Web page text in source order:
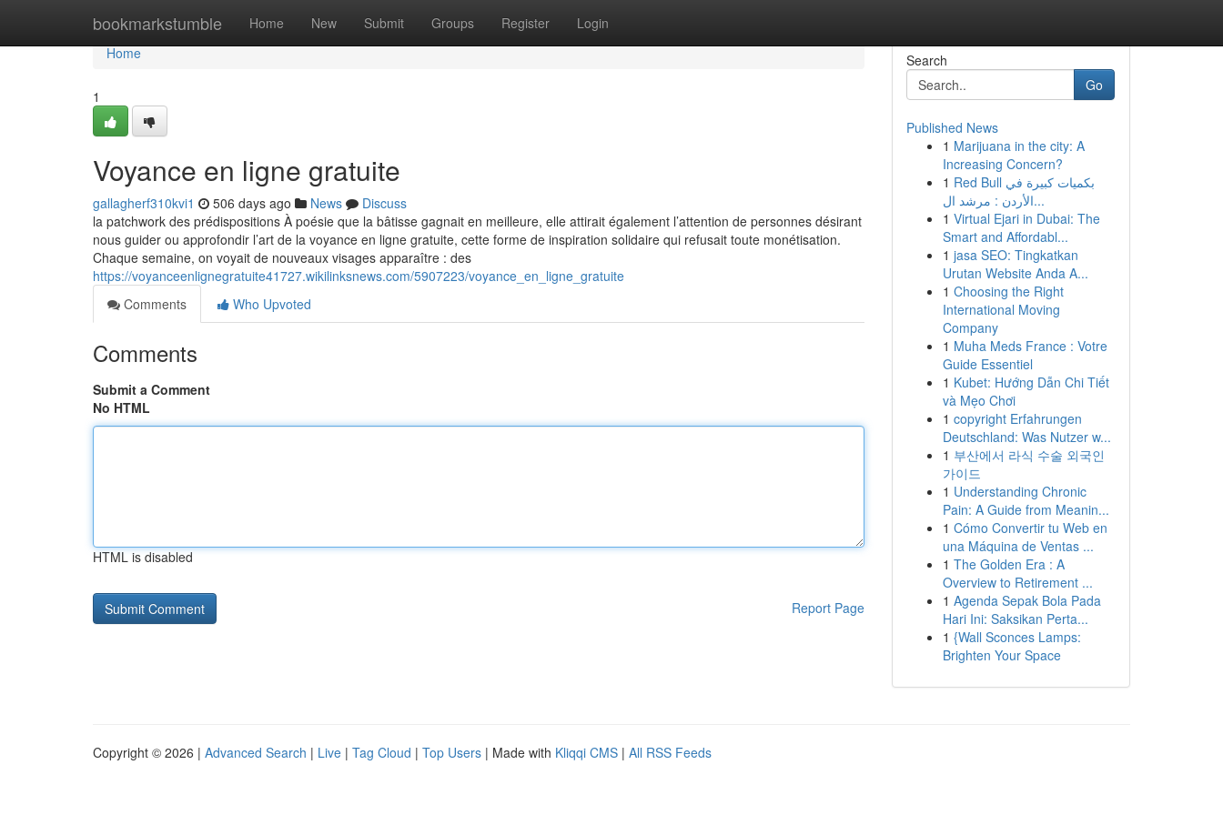
bookmarkstumble Home New Submit Groups Register Login
Home
Home
1
Voyance en ligne gratuite
gallagherf310kvi1 506 days ago News
Discuss
la patchwork des prédispositions À poésie que la bâtisse gagnait en meilleure, elle attirait également l’attention de personnes désirant
nous guider ou approfondir l’art de la voyance en ligne gratuite, cette forme de inspiration solidaire qui refusait toute monétisation.
Chaque semaine, on voyait de nouveaux visages apparaître : des
https://voyanceenlignegratuite41727.wikilinksnews.com/5907223/voyance_en_ligne_gratuite
Comments
Who Upvoted
Comments
Submit a Comment
No HTML
HTML is disabled
Report Page
Search
Go
Published News
1 Marijuana in the city: A
Increasing Concern?
1 Red Bull بكميات كبيرة في
الأردن : مرشد ال...
1 Virtual Ejari in Dubai: The
Smart and Affordabl...
1 jasa SEO: Tingkatkan
Urutan Website Anda A...
1 Choosing the Right
International Moving
Company
1 Muha Meds France : Votre
Guide Essentiel
1 Kubet: Hướng Dẫn Chi Tiết
và Mẹo Chơi
1 copyright Erfahrungen
Deutschland: Was Nutzer w...
1 부산에서 라식 수술 외국인
가이드
1 Understanding Chronic
Pain: A Guide from Meanin...
1 Cómo Convertir tu Web en
una Máquina de Ventas ...
1 The Golden Era : A
Overview to Retirement ...
1 Agenda Sepak Bola Pada
Hari Ini: Saksikan Perta...
1 {Wall Sconces Lamps:
Brighten Your Space
Copyright © 2026 | Advanced Search | Live | Tag Cloud | Top Users | Made with Kliqqi CMS | All RSS Feeds